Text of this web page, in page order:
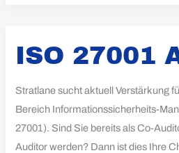
ISO 27001
Stratlane sucht aktuell Verstärkung
Bereich Informationssicherheits-
27001). Sind Sie bereits als Co-
Auditor werden? Dann ist dies Ihre
27001